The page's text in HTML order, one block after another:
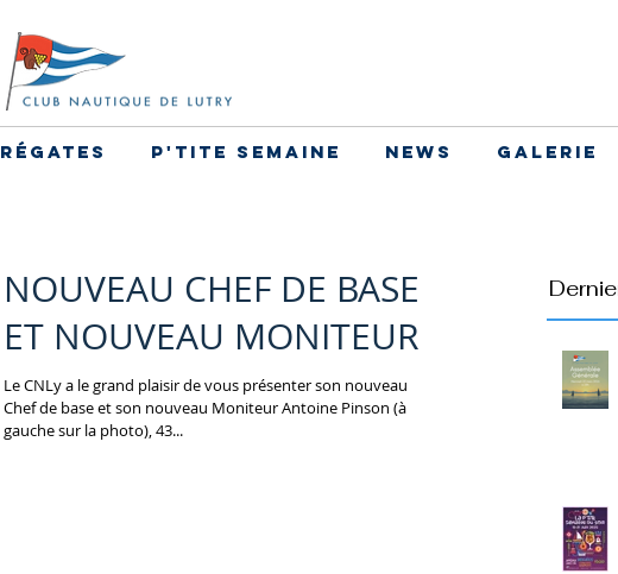
Régates P'tite Semaine News Galerie
NOUVEAU CHEF DE BASE
ET NOUVEAU MONITEUR
Le CNLy a le grand plaisir de vous présenter son nouveau
Chef de base et son nouveau Moniteur Antoine Pinson (à
gauche sur la photo), 43...